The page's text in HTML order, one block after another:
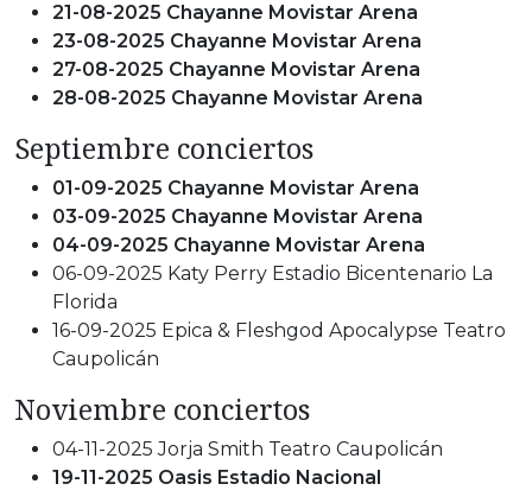
21-08-2025 Chayanne Movistar Arena
23-08-2025 Chayanne Movistar Arena
27-08-2025 Chayanne Movistar Arena
28-08-2025 Chayanne Movistar Arena
Septiembre conciertos
01-09-2025 Chayanne Movistar Arena
03-09-2025 Chayanne Movistar Arena
04-09-2025 Chayanne Movistar Arena
06-09-2025 Katy Perry Estadio Bicentenario La
Florida
16-09-2025 Epica & Fleshgod Apocalypse Teatro
Caupolicán
Noviembre conciertos
04-11-2025 Jorja Smith Teatro Caupolicán
19-11-2025 Oasis Estadio Nacional